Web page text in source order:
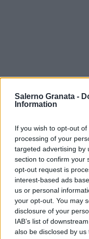
Salerno Granata -
Information
If you wish to opt-out
processing of your
targeted advertising by
section to confirm your
opt-out request is
interest-based ads
us or personal
your opt-out. You may
disclosure of your
IAB’s list of
also be disclosed by